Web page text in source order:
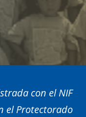
con el NIF
el Protectorado